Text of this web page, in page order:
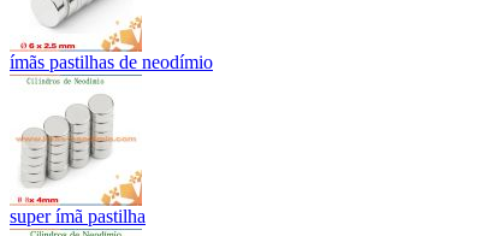
ímãs pastilhas de neodímio
super ímã pastilha